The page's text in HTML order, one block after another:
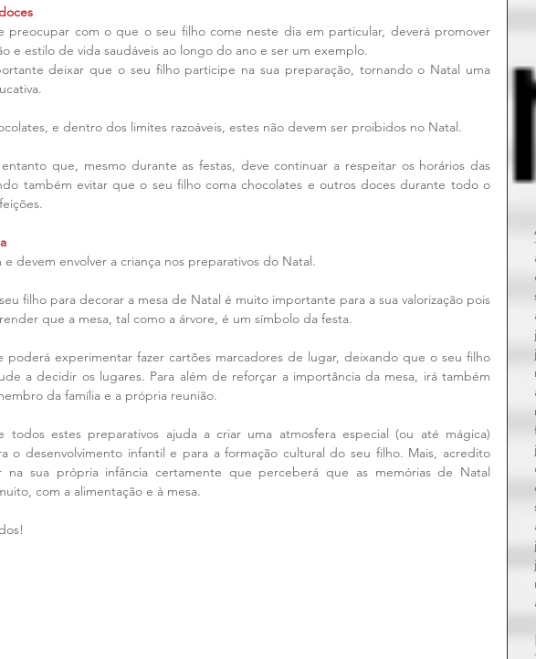
preocupar com o que o seu filho come neste dia em particular, deverá promover
e estilo de vida saudáveis ao longo do ano e ser um exemplo.
deixar que o seu filho participe na sua preparação, tornando o Natal uma
e dentro dos limites razoáveis, estes não devem ser proibidos no Natal.
entanto que, mesmo durante as festas, deve continuar a respeitar os horários das
também evitar que o seu filho coma chocolates e outros doces durante todo o
devem envolver a criança nos preparativos do Natal.
filho para decorar a mesa de Natal é muito importante para a sua valorização pois
que a mesa, tal como a árvore, é um símbolo da festa.
poderá experimentar fazer cartões marcadores de lugar, deixando que o seu filho
a decidir os lugares. Para além de reforçar a importância da mesa, irá também
da família e a própria reunião.
todos estes preparativos ajuda a criar uma atmosfera especial (ou até mágica)
o desenvolvimento infantil e para a formação cultural do seu filho. Mais, acredito
na sua própria infância certamente que perceberá que as memórias de Natal
com a alimentação e à mesa.